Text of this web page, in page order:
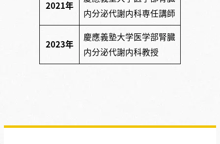
2021年
内分泌代謝内科専任講師
2023年
慶應義塾大学医学部腎臓
内分泌代謝内科教授